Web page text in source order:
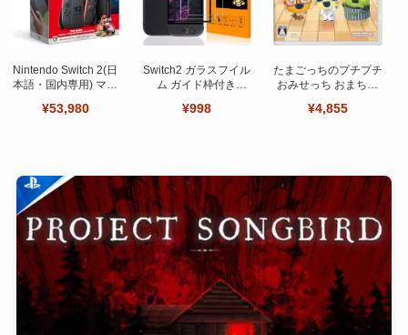
Nintendo Switch 2(日
本語・国内専用) マリ
ット
¥53,980
Switch2 ガラスフイル
ム ガイド枠付き
ット 日本旭硝子製-高
¥998
たまごっちのプチプチ
おみせっち おまちど
¥4,855